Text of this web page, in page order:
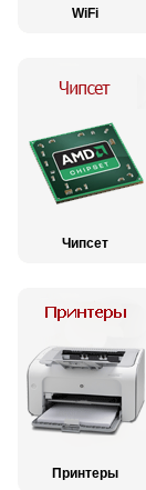
WiFi
Чипсет
Принтеры